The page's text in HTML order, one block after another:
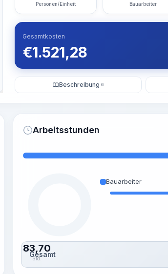
Personen/Einheit Bauarbeiter
Gesamtkosten
€1.521,28
Beschreibung KI
Arbeitsstunden
83,70
Std.
Bauarbeiter
Gesamt